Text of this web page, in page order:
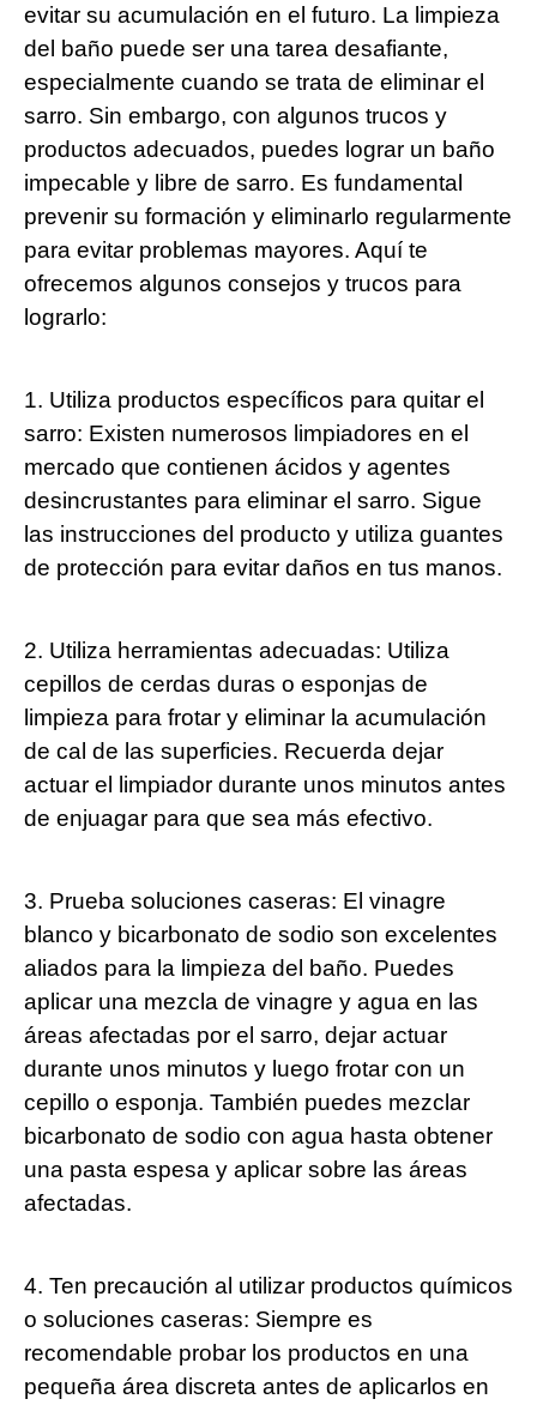
evitar su acumulación en el futuro. La limpieza
del baño puede ser una tarea desafiante,
especialmente cuando se trata de eliminar el
sarro. Sin embargo, con algunos trucos y
productos adecuados, puedes lograr un baño
impecable y libre de sarro. Es fundamental
prevenir su formación y eliminarlo regularmente
para evitar problemas mayores. Aquí te
ofrecemos algunos consejos y trucos para
lograrlo:
1. Utiliza productos específicos para quitar el
sarro: Existen numerosos limpiadores en el
mercado que contienen ácidos y agentes
desincrustantes para eliminar el sarro. Sigue
las instrucciones del producto y utiliza guantes
de protección para evitar daños en tus manos.
2. Utiliza herramientas adecuadas: Utiliza
cepillos de cerdas duras o esponjas de
limpieza para frotar y eliminar la acumulación
de cal de las superficies. Recuerda dejar
actuar el limpiador durante unos minutos antes
de enjuagar para que sea más efectivo.
3. Prueba soluciones caseras: El vinagre
blanco y bicarbonato de sodio son excelentes
aliados para la limpieza del baño. Puedes
aplicar una mezcla de vinagre y agua en las
áreas afectadas por el sarro, dejar actuar
durante unos minutos y luego frotar con un
cepillo o esponja. También puedes mezclar
bicarbonato de sodio con agua hasta obtener
una pasta espesa y aplicar sobre las áreas
afectadas.
4. Ten precaución al utilizar productos químicos
o soluciones caseras: Siempre es
recomendable probar los productos en una
pequeña área discreta antes de aplicarlos en